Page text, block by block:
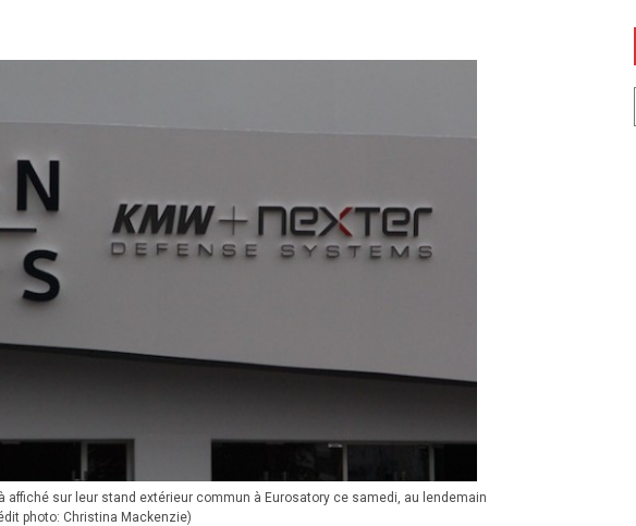
affiché sur leur stand extérieur commun à Eurosatory ce samedi, au lendemain
photo: Christina Mackenzie)